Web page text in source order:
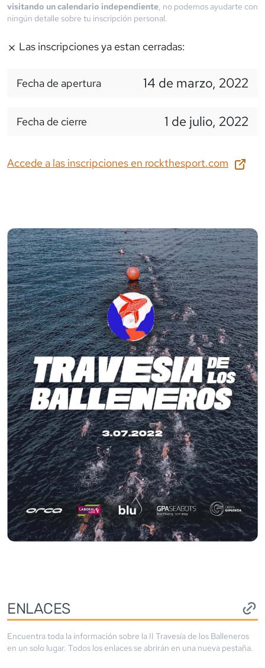
visitando un calendario independiente, no podemos ayudarte con
ningún detalle sobre tu inscripción personal.
Las inscripciones ya estan cerradas:
Fecha de apertura 14 de marzo, 2022
Fecha de cierre 1 de julio, 2022
Accede a las inscripciones en rockthesport.com
ENLACES
Encuentra toda la información sobre la II Travesía de los Balleneros
en un solo lugar. Todos los enlaces se abrirán en una nueva pestaña.